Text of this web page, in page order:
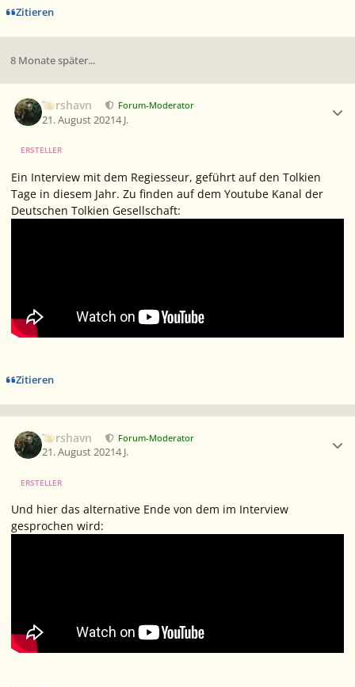
Zitieren
8 Monate später...
Torshavn Forum-Moderator
21. August 20214 J.
ERSTELLER
Ein Interview mit dem Regiesseur, geführt auf den Tolkien
Tage in diesem Jahr. Zu finden auf dem Youtube Kanal der
Deutschen Tolkien Gesellschaft:
Zitieren
Torshavn Forum-Moderator
21. August 20214 J.
ERSTELLER
Und hier das alternative Ende von dem im Interview
gesprochen wird: